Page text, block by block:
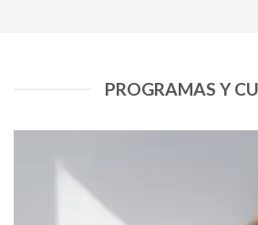
PROGRAMAS Y